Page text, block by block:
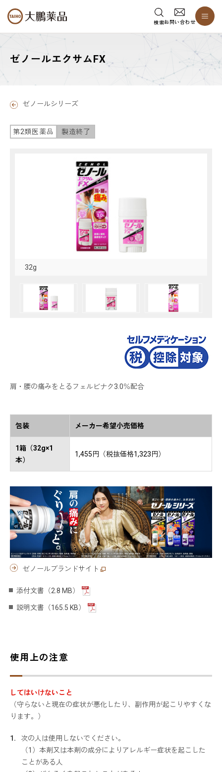
検索お問い合わせ
ゼノールエクサムFX
ゼノールシリーズ
第2類医薬品 製造終了
32g
肩・腰の痛みをとるフェルビナク3.0％配合
包装 メーカー希望小売価格
1箱（32g×1
本）
1,455円（税抜価格1,323円）
ゼノールブランドサイト
添付文書（2.8 MB）
説明文書（165.5 KB）
使用上の注意
してはいけないこと
（守らないと現在の症状が悪化したり、副作用が起こりやすくな
ります。）
次の人は使用しないでください。
（1） 本剤又は本剤の成分によりアレルギー症状を起こした
ことがある人